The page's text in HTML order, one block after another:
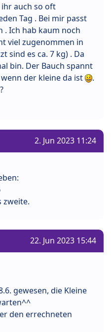
ihr auch so oft
Tag . Bei mir passt
. Ich hab kaum noch
viel zugenommen in
sind es ca. 7 kg) . Da
bin. Der Bauch spannt
der kleine da ist
.
2. Jun 2023 11:24
zweite.
22. Jun 2023 15:44
gewesen, die Kleine
den errechneten